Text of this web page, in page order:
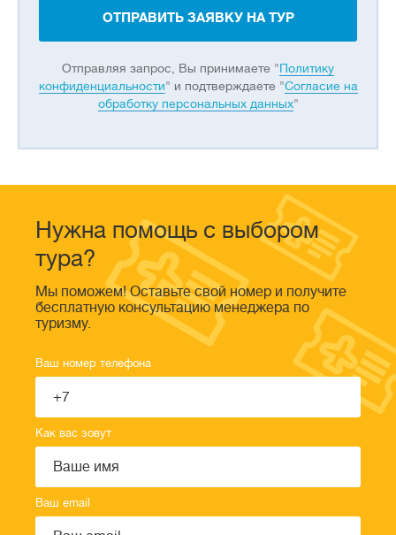
ОТПРАВИТЬ ЗАЯВКУ НА ТУР
Отправляя запрос, Вы принимаете "Политику
конфиденциальности" и подтверждаете "Согласие на
обработку персональных данных"
Нужна помощь с выбором
тура?
Мы поможем! Оставьте свой номер и получите
бесплатную консультацию менеджера по
туризму.
Ваш номер телефона
Как вас зовут
Ваш email